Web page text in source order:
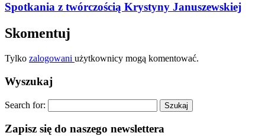
Spotkania z twórczością Krystyny Januszewskiej
Skomentuj
Tylko zalogowani użytkownicy mogą komentować.
Wyszukaj
Search for:
Zapisz się do naszego newslettera